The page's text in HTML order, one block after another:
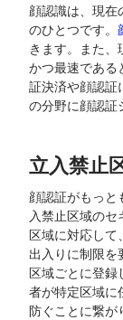
顔認識は、現在
のひとつです。
きます。また
かつ最速である
証決済や顔認証
の分野に顔認証
立入禁止
顔認証がもっと
入禁止区域の
区域に対応して
出入りに制限を
区域ごとに登録
者が特定区域に
防ぐことに繋が